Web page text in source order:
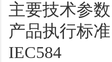
主要技术参数
产品执行标准
IEC584